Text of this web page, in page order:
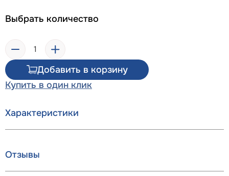
Выбрать количество
Добавить в корзину
Купить в один клик
Характеристики
Отзывы